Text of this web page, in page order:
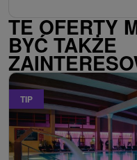
TE OFERTY
BYĆ TAKŻE
TIP